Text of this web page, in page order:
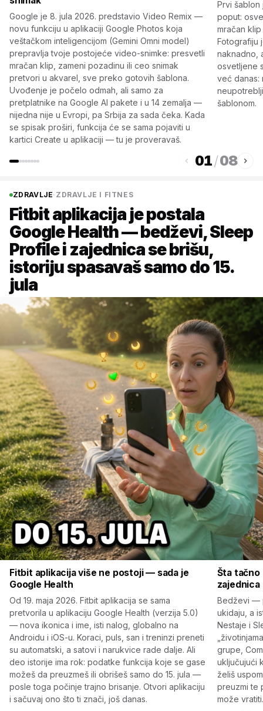
Google je 8. jula 2026. predstavio Video Remix —
novu funkciju u aplikaciji Google Photos koja
veštačkom inteligencijom (Gemini Omni model)
prepravlja tvoje postojeće video-snimke: presvetli
mračan klip, zameni pozadinu ili ceo snimak
pretvori u akvarel, sve preko gotovih šablona.
Uvođenje je počelo odmah, ali samo za
pretplatnike na Google AI pakete i u 14 zemalja —
nijedna nije u Evropi, pa Srbija za sada čeka. Kada
se spisak proširi, funkcija će se sama pojaviti u
kartici Create u aplikaciji — tu je proveravaš.
Prvi šablon
poput:
mračan
Fotografiju
naknadno,
osvetljene
već danas:
šablonom.
01/08
ZDRAVLJE· ZDRAVLJE I FITNES
Fitbit aplikacija je postala
Google Health — bedževi, Sleep
Profile i zajednica se brišu,
istoriju spasavaš samo do 15.
jula
Fitbit aplikacija više ne postoji — sada je
Google Health
Od 19. maja 2026. Fitbit aplikacija se sama
pretvorila u aplikaciju Google Health (verzija 5.0)
— nova ikonica i ime, isti nalog, globalno na
Androidu i iOS-u. Koraci, puls, san i treninzi preneti
su automatski, a satovi i narukvice rade dalje. Ali
deo istorije ima rok: podatke funkcija koje se gase
možeš da preuzmeš ili obrišeš samo do 15. jula —
posle toga počinje trajno brisanje. Otvori aplikaciju
i sačuvaj ono što ti znači, još danas.
Šta tačno
zajednica
Bedževi —
ukidaju, a
Nestaje i
grupe,
uključujući
želiš
preuzmi te
može vratiti.